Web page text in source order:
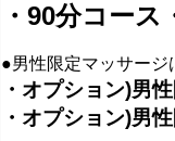
・90分コース
●男性限定マッサー
・オプション)男
・オプション)男